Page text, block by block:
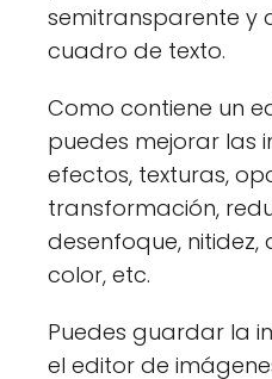
semitransparente y
cuadro de texto.
Como contiene un
puedes mejorar las
efectos, texturas,
transformación,
desenfoque, nitidez,
color, etc.
Puedes guardar la
el editor de